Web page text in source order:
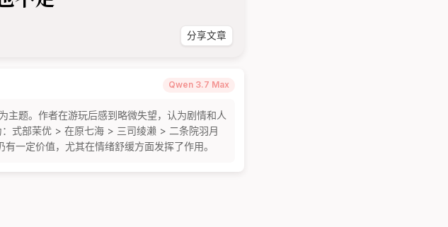
分享文章
Qwen 3.7 Max
主题。作者在游玩后感到略微失望，认为剧情和人
式部茉优 > 在原七海 > 三司绫濑 > 二条院羽月
一定价值，尤其在情绪舒缓方面发挥了作用。